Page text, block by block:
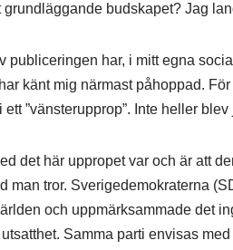
grundläggande budskapet? Jag
publiceringen har, i mitt egna
känt mig närmast påhoppad.
ett ”vänsterupprop”. Inte heller
det här uppropet var och är att
man tror. Sverigedemokraterna
och uppmärksammade det
Samma parti envisas